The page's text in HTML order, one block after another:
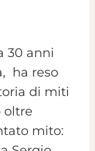
30 anni
ha reso
di miti
oltre
mito: